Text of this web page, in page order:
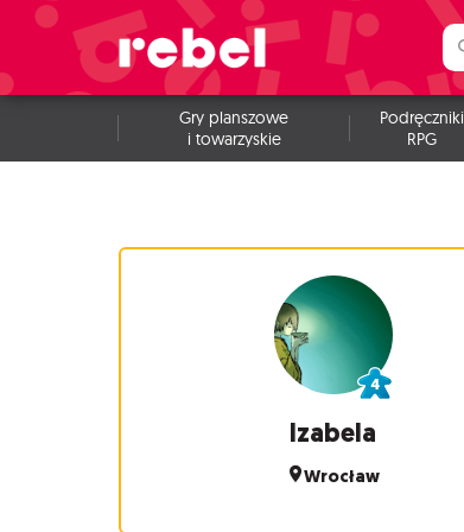
Gry planszowe
i towarzyskie
Podręczniki
RPG
Izabela
Wrocław